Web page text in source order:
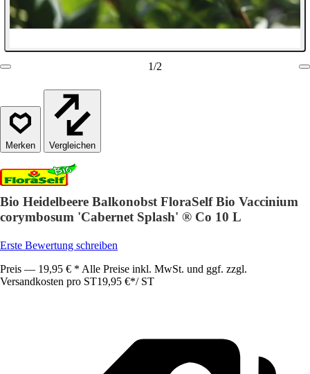
1/2
Vergleichen
Bio Heidelbeere Balkonobst FloraSelf Bio Vaccinium
corymbosum 'Cabernet Splash' ® Co 10 L
Erste Bewertung schreiben
Preis — 19,95 € * Alle Preise inkl. MwSt. und ggf. zzgl.
Versandkosten pro ST19,95 €*/ ST